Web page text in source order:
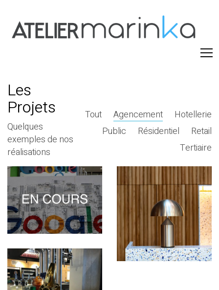
Les
Projets
Quelques
exemples de nos
réalisations
Tout Agencement
Hotellerie
Public
Résidentiel
Retail
Tertiaire